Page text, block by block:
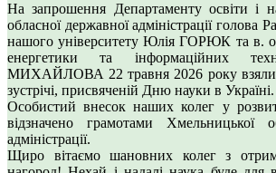
На запрошення Департаменту освіти і
обласної державної адміністрації голова
нашого університету Юлія ГОРЮК та в. о.
енергетики та інформаційних
МИХАЙЛОВА 22 травня 2026 року взяли
зустрічі, присвяченій Дню науки в Україні.
Особистий внесок наших колег у
відзначено грамотами Хмельницької
адміністрації.
Щиро вітаємо шановних колег з